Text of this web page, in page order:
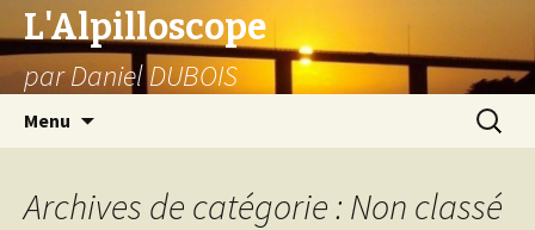
L'Alpilloscope
par Daniel DUBOIS
Menu
Archives de catégorie : Non classé